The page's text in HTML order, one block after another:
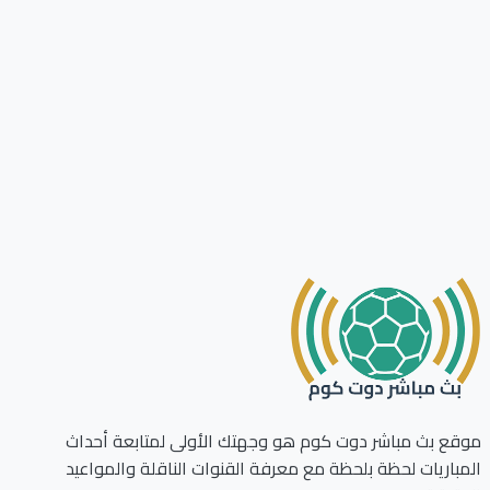
بث مباشر دوت كوم هو وجهتك الأولى لمتابعة أحداث
لحظة بلحظة مع معرفة القنوات الناقلة والمواعيد